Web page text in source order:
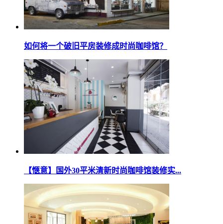
如何将一个破旧平房装修成时尚咖啡馆？
【惬意】国外30平米清新时尚咖啡馆装修实...